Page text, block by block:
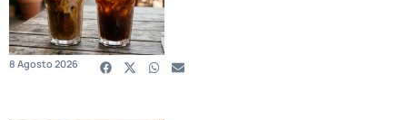
8 Agosto 2026